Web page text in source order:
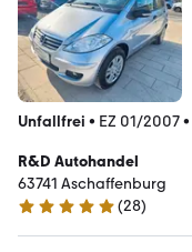
Unfallfrei • EZ 01/2007•
R&D Autohandel
63741 Aschaffenburg
5 Sterne
(28)